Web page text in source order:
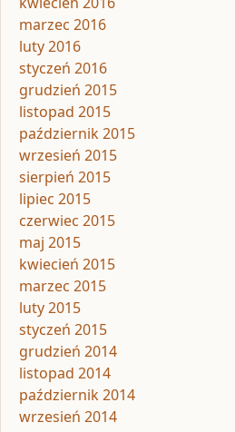
marzec 2016
luty 2016
styczeń 2016
grudzień 2015
listopad 2015
październik 2015
wrzesień 2015
sierpień 2015
lipiec 2015
czerwiec 2015
maj 2015
kwiecień 2015
marzec 2015
luty 2015
styczeń 2015
grudzień 2014
listopad 2014
październik 2014
wrzesień 2014